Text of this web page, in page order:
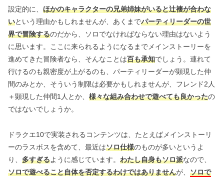
設定的に、 ほかのキャラクターの兄弟姉妹がいると辻褄が合わな
いという理由かもしれませんが、あくまでパーティリーダーの世
界で冒険するのだから、ソロでなければならない理由はないよう
に思います。ここに来られるようになるまでメインストーリーを
進めてきた冒険者なら、そんなことは百も承知でしょう。連れて
行けるのも親密度が上がるのも、パーティリーダーが顕現した仲
間のみとか、そういう制限は必要かもしれませんが、フレンド2人
＋顕現した仲間1人とか、 様々な組み合わせで遊べても良かったの
ではないでしょうか。
ドラクエ10で実装されるコンテンツは、たとえばメインストーリ
ーのラスボスを含めて、最近はソロ仕様のものが多いというよ
り、 多すぎるように感じています。 わたし自身もソロ派なので、
ソロで遊べること自体を否定するわけではありませんが、 ソロで